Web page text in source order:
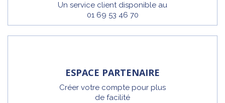
Un service client disponible au
01 69 53 46 70
ESPACE PARTENAIRE
Créer votre compte pour plus
de facilité